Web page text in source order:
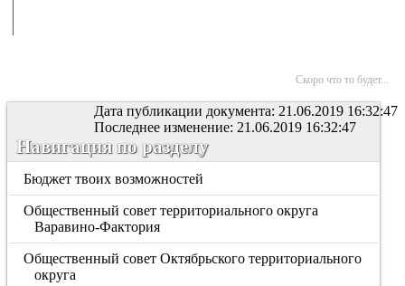
Скоро что то будет...
Дата публикации документа: 21.06.2019 16:32:47
Последнее изменение: 21.06.2019 16:32:47
Навигация по разделу
Бюджет твоих возможностей
Общественный совет территориального округа
Варавино-Фактория
Общественный совет Октябрьского территориального
округа